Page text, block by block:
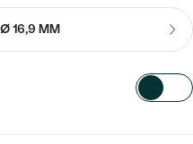
16,9 MM